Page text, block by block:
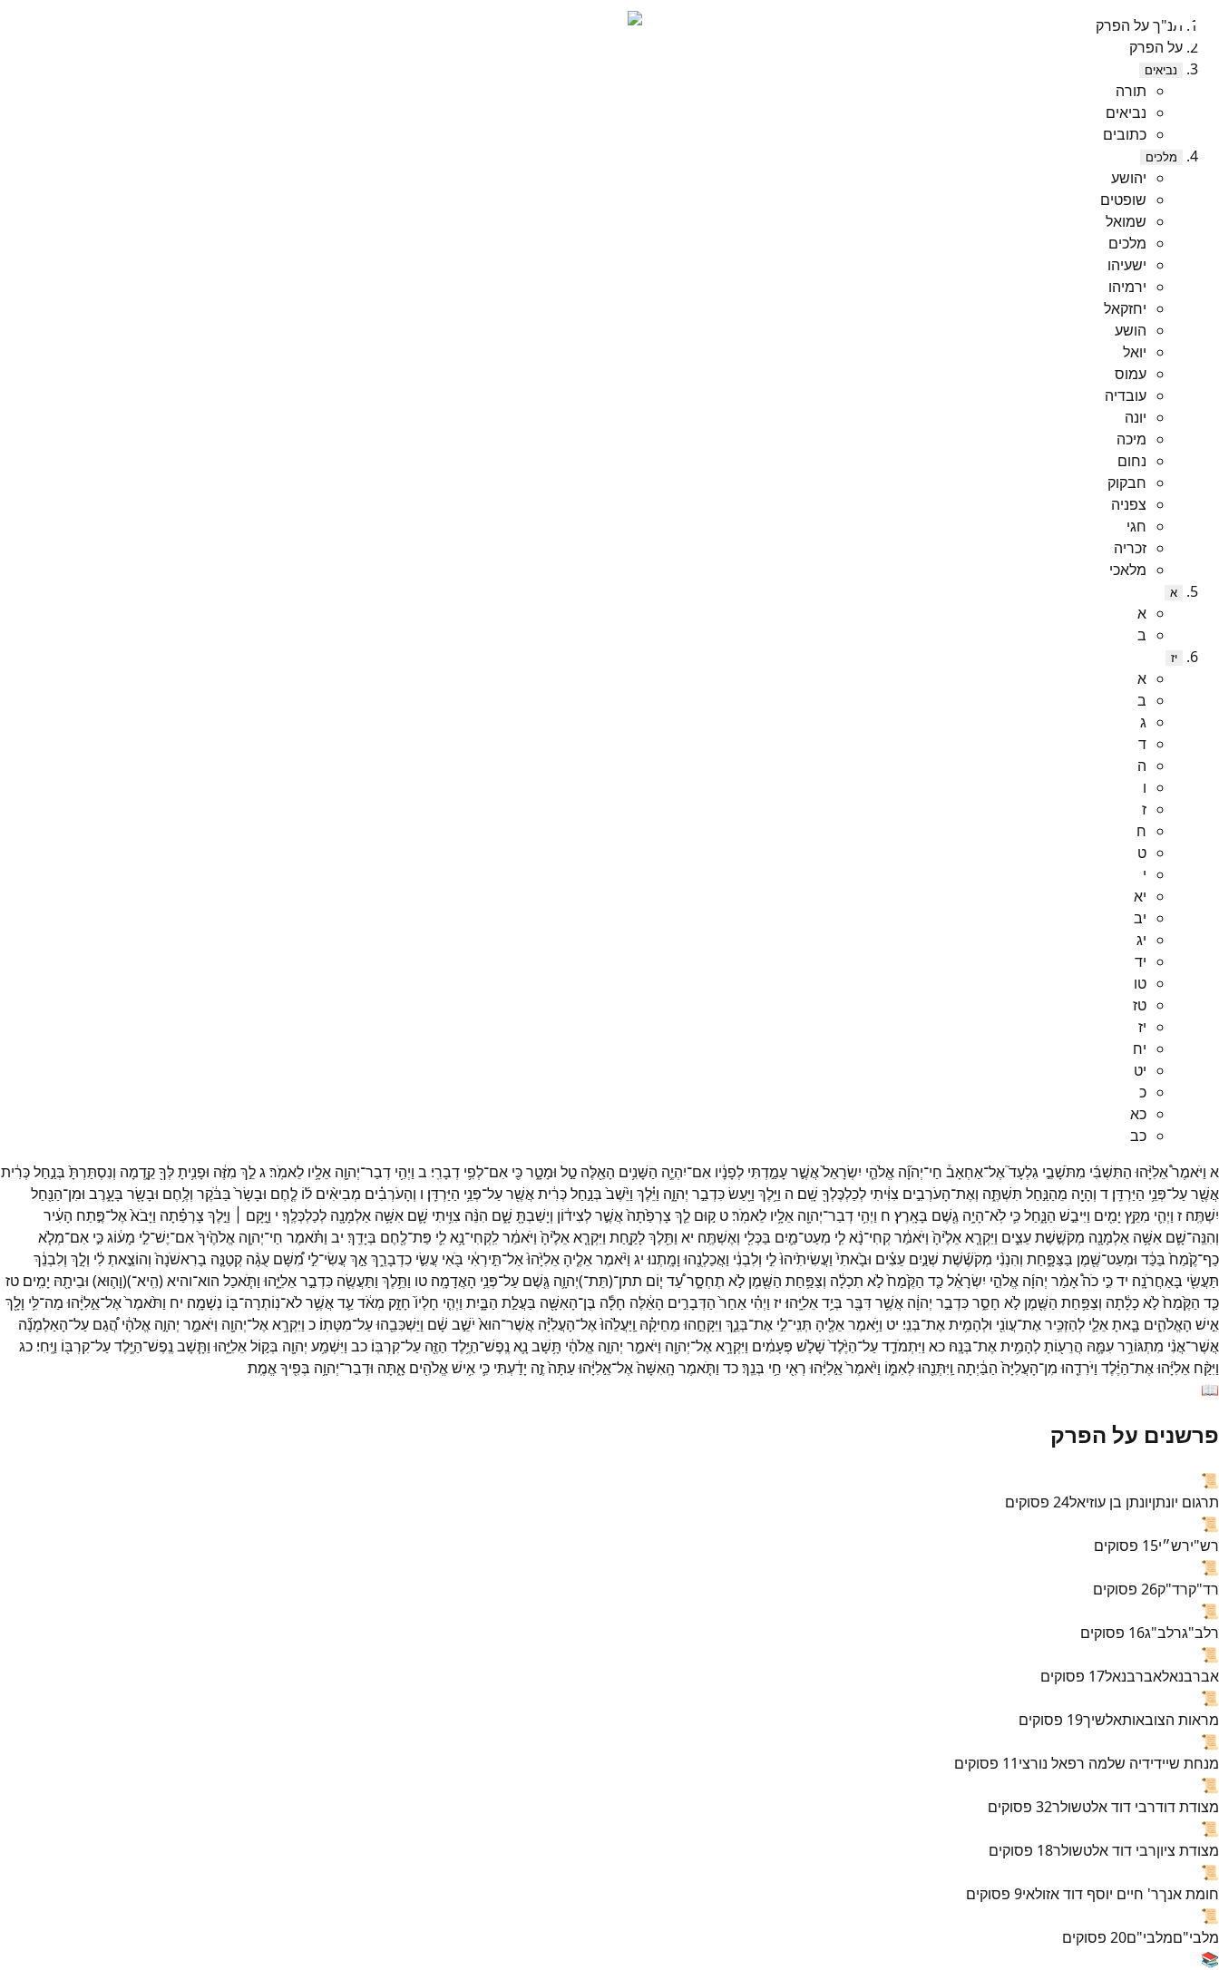
תנ"ך על הפרק
על הפרק
נביאים
תורה
נביאים
כתובים
מלכים
יהושע
שופטים
שמואל
מלכים
ישעיהו
ירמיהו
יחזקאל
הושע
יואל
עמוס
עובדיה
יונה
מיכה
נחום
חבקוק
צפניה
חגי
זכריה
מלאכי
א
א
ב
יז
א
ב
ג
ד
ה
ו
ז
ח
ט
י
יא
יב
יג
יד
טו
טז
יז
יח
יט
כ
כא
כב
א וַיֹּאמֶר֩אֵלִיָּ֨הוּ הַתִּשְׁבִּ֜י מִתֹּשָׁבֵ֣י גִלְעָד֮אֶל־אַחְאָב֒ חַי־יְהוָ֞ה אֱלֹהֵ֤י יִשְׂרָאֵל֙אֲשֶׁ֣רעָמַ֣דְתִּי לְפָנָ֔יו אִם־יִהְיֶ֛ה הַשָּׁנִ֥ים הָאֵ֖לֶּה טַ֣ל וּמָטָ֑רכִּ֖י אִם־לְפִ֥י דְבָרִֽי׃ ב וַיְהִ֥י דְבַר־יְהוָ֖ה אֵלָ֥יו לֵאמֹֽר׃גלֵ֣ךְ מִזֶּ֔ה וּפָנִ֥יתָלְּךָ֖קֵ֑דְמָה וְנִסְתַּרְתָּ֙ בְּנַ֣חַלכְּרִ֔ית
אֲשֶׁ֖רעַל־פְּנֵ֥י הַיַּרְדֵּֽן׃ ד וְהָיָ֖ה מֵהַנַּ֣חַל תִּשְׁתֶּ֑ה וְאֶת־הָעֹרְבִ֣ים צִוִּ֔יתִי לְכַלְכֶּלְךָ֖ שָֽׁם׃ ה וַיֵּ֥לֶךְ וַיַּ֖עַשׂכִּדְבַ֣ר יְהוָ֑ה וַיֵּ֗לֶךְ וַיֵּ֙שֶׁב֙ בְּנַ֣חַלכְּרִ֔יתאֲשֶׁ֖רעַל־פְּנֵ֥י הַיַּרְדֵּֽן׃ ו וְהָעֹרְבִ֗ים מְבִיאִ֨ים ל֜וֹ לֶ֤חֶם וּבָשָׂר֙ בַּבֹּ֔קֶר וְלֶ֥חֶם וּבָשָׂ֖ר בָּעָ֑רֶב וּמִן־הַנַּ֖חַל
יִשְׁתֶּֽה׃ ז וַיְהִ֛י מִקֵּ֥ץ יָמִ֖ים וַיִּיבַ֣שׁ הַנָּ֑חַלכִּ֛י לֹֽא־הָיָ֥ה גֶ֖שֶׁם בָּאָֽרֶץ׃ ח וַיְהִ֥י דְבַר־יְהוָ֖ה אֵלָ֥יו לֵאמֹֽר׃ט ק֣וּם לֵ֤ךְ צָרְפַ֙תָה֙אֲשֶׁ֣רלְצִיד֔וֹן וְיָשַׁבְתָּ֖ שָׁ֑ם הִנֵּ֨ה צִוִּ֥יתִי שָׁ֛ם אִשָּׁ֥ה אַלְמָנָ֖ה לְכַלְכְּלֶֽךָ׃ י וַיָּ֣קָם ׀ וַיֵּ֣לֶךְ צָרְפַ֗תָה וַיָּבֹא֙אֶל־פֶּ֣תַח הָעִ֔יר
וְהִנֵּֽה־שָׁ֛ם אִשָּׁ֥ה אַלְמָנָ֖ה מְקֹשֶׁ֣שֶׁתעֵצִ֑ים וַיִּקְרָ֤אאֵלֶ֙יהָ֙ וַיֹּאמַ֔רקְחִי־נָ֨אלִ֧י מְעַט־מַ֛יִם בַּכְּלִ֖י וְאֶשְׁתֶּֽה׃ יא וַתֵּ֖לֶךְלָקַ֑חַת וַיִּקְרָ֤אאֵלֶ֙יהָ֙ וַיֹּאמַ֔רלִֽקְחִי־נָ֥אלִ֛י פַּת־לֶ֖חֶם בְּיָדֵֽךְ׃ יב וַתֹּ֗אמֶר חַי־יְהוָ֤ה אֱלֹהֶ֙יךָ֙אִם־יֶשׁ־לִ֣י מָע֔וֹגכִּ֣י אִם־מְלֹ֤א
כַף־קֶ֙מַח֙ בַּכַּ֔ד וּמְעַט־שֶׁ֖מֶן בַּצַּפָּ֑חַת וְהִנְנִ֨י מְקֹשֶׁ֜שֶׁת שְׁנַ֣יִם עֵצִ֗ים וּבָ֙אתִי֙ וַעֲשִׂיתִ֙יהוּ֙לִ֣י וְלִבְנִ֔י וַאֲכַלְנֻ֖הוּ וָמָֽתְנוּ׃ יג וַיֹּ֨אמֶראֵלֶ֤יהָ אֵלִיָּ֙הוּ֙אַל־תִּ֣ירְאִ֔י בֹּ֖אִי עֲשִׂ֣י כִדְבָרֵ֑ךְאַ֣ךְעֲשִׂי־לִ֣י מִ֠שָּׁם עֻגָ֨ה קְטַנָּ֤ה בָרִאשֹׁנָה֙ וְהוֹצֵ֣אתְלִ֔י וְלָ֣ךְ וְלִבְנֵ֔ךְ
תַּעֲשִׂ֖י בָּאַחֲרֹנָֽה׃ ידכִּ֣י כֹה֩אָמַ֨ר יְהוָ֜ה אֱלֹהֵ֣י יִשְׂרָאֵ֗לכַּ֤ד הַקֶּ֙מַח֙לֹ֣א תִכְלָ֔ה וְצַפַּ֥חַת הַשֶּׁ֖מֶן לֹ֣א תֶחְסָ֑רעַ֠ד י֧וֹם תתן־(תֵּת־)יְהוָ֛ה גֶּ֖שֶׁם עַל־פְּנֵ֥י הָאֲדָמָֽה׃ טו וַתֵּ֥לֶךְ וַתַּעֲשֶׂ֖ה כִּדְבַ֣ראֵלִיָּ֑הוּ וַתֹּ֧אכַל הוא־והיא(הִֽיא־)
(וָה֛וּא) וּבֵיתָ֖הּ יָמִֽים׃ טז
כַּ֤ד הַקֶּ֙מַח֙לֹ֣אכָלָ֔תָה וְצַפַּ֥חַת הַשֶּׁ֖מֶן לֹ֣א חָסֵ֑רכִּדְבַ֣ר יְהוָ֔ה אֲשֶׁ֥רדִּבֶּ֖ר בְּיַ֥דאֵלִיָּֽהוּ׃ יז וַיְהִ֗י אַחַר֙ הַדְּבָרִ֣ים הָאֵ֔לֶּה חָלָ֕ה בֶּן־הָאִשָּׁ֖ה בַּעֲלַ֣ת הַבָּ֑יִת וַיְהִ֤י חָלְיוֹ֙ חָזָ֣ק מְאֹ֔דעַ֛דאֲשֶׁ֥רלֹא־נֽוֹתְרָה־בּ֖וֹ נְשָׁמָֽה׃ יח וַתֹּ֙אמֶר֙אֶל־אֵ֣לִיָּ֔הוּ מַה־לִּ֥י וָלָ֖ךְ
אִ֣ישׁ הָאֱלֹהִ֑ים בָּ֧אתָאֵלַ֛י לְהַזְכִּ֥יראֶת־עֲוֺנִ֖י וּלְהָמִ֥יתאֶת־בְּנִֽי׃ יט וַיֹּ֥אמֶראֵלֶ֖יהָ תְּנִֽי־לִ֣י אֶת־בְּנֵ֑ךְ וַיִּקָּחֵ֣הוּ מֵחֵיקָ֗הּ וַֽיַּעֲלֵ֙הוּ֙אֶל־הָעֲלִיָּ֗ה אֲשֶׁר־הוּא֙ יֹשֵׁ֣ב שָׁ֔ם וַיַּשְׁכִּבֵ֖הוּעַל־מִטָּתֽוֹ׃ כ וַיִּקְרָ֥אאֶל־יְהוָ֖ה וַיֹּאמַ֑ר יְהוָ֣ה אֱלֹהָ֔י הֲ֠גַם עַל־הָאַלְמָנָ֞ה
אֲשֶׁר־אֲנִ֨י מִתְגּוֹרֵ֥רעִמָּ֛הּ הֲרֵע֖וֹתָלְהָמִ֥יתאֶת־בְּנָֽהּ׃ כא וַיִּתְמֹדֵ֤דעַל־הַיֶּ֙לֶד֙ שָׁלֹ֣שׁ פְּעָמִ֔ים וַיִּקְרָ֥אאֶל־יְהוָ֖ה וַיֹּאמַ֑ר יְהוָ֣ה אֱלֹהָ֔י תָּ֥שָׁב נָ֛א נֶֽפֶשׁ־הַיֶּ֥לֶד הַזֶּ֖ה עַל־קִרְבּֽוֹ׃ כב וַיִּשְׁמַ֥ע יְהוָ֖ה בְּק֣וֹלאֵלִיָּ֑הוּ וַתָּ֧שָׁב נֶֽפֶשׁ־הַיֶּ֛לֶדעַל־קִרְבּ֖וֹ וַיֶּֽחִי׃ כג
וַיִּקַּ֨ח אֵלִיָּ֜הוּאֶת־הַיֶּ֗לֶד וַיֹּרִדֵ֤הוּ מִן־הָעֲלִיָּה֙ הַבַּ֔יְתָה וַֽיִּתְּנֵ֖הוּלְאִמּ֑וֹ וַיֹּ֙אמֶר֙אֵ֣לִיָּ֔הוּ רְאִ֖י חַ֥י בְּנֵֽךְ׃כד וַתֹּ֤אמֶר הָֽאִשָּׁה֙אֶל־אֵ֣לִיָּ֔הוּעַתָּה֙זֶ֣ה יָדַ֔עְתִּי כִּ֛י אִ֥ישׁאֱלֹהִ֖ים אָ֑תָּה וּדְבַר־יְהוָ֥ה בְּפִ֖יךָאֱמֶֽת׃
📖
פרשנים על הפרק
📜
תרגום יונתןיונתן בן עוזיאל24 פסוקים
📜
רש"ירש״י15 פסוקים
📜
רד"קרד"ק26 פסוקים
📜
רלב"גרלב"ג16 פסוקים
📜
אברבנאלאברבנאל17 פסוקים
📜
מראות הצובאותאלשיך19 פסוקים
📜
מנחת שיידידיה שלמה רפאל נורצי11 פסוקים
📜
מצודת דודרבי דוד אלטשולר32 פסוקים
📜
מצודת ציוןרבי דוד אלטשולר18 פסוקים
📜
חומת אנךר' חיים יוסף דוד אזולאי9 פסוקים
📜
מלבי"םמלבי"ם20 פסוקים
📚